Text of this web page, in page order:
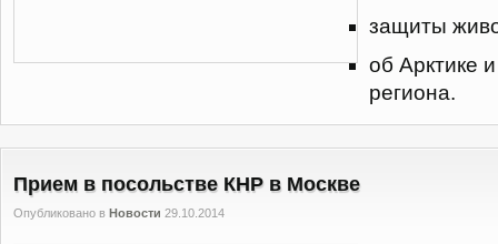
защиты
об Арктике
региона.
Прием в посольстве КНР в Москве
Опубликовано в Новости 29.10.2014